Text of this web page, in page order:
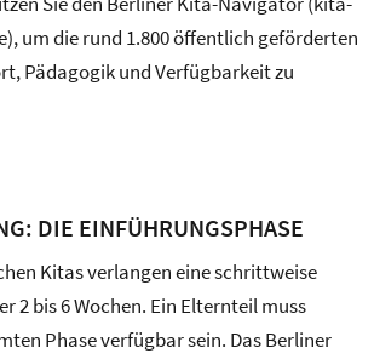
um die rund 1.800 öffentlich geförderten
Pädagogik und Verfügbarkeit zu
DIE EINFÜHRUNGSPHASE
Kitas verlangen eine schrittweise
2 bis 6 Wochen. Ein Elternteil muss
Phase verfügbar sein. Das Berliner